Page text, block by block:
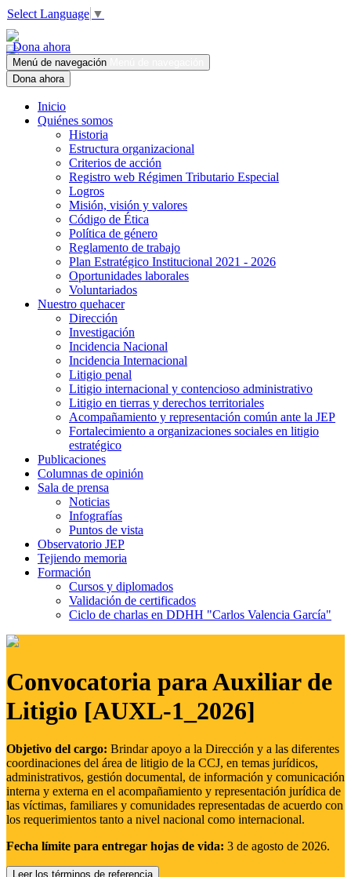
Select Language ▼
Dona ahora
Menú de navegación
Dona ahora
Inicio
Quiénes somos
Historia
Estructura organizacional
Criterios de acción
Registro web Régimen Tributario Especial
Logros
Misión, visión y valores
Código de Ética
Política de género
Reglamento de trabajo
Plan Estratégico Institucional 2021 - 2026
Oportunidades laborales
Voluntariados
Nuestro quehacer
Dirección
Investigación
Incidencia Nacional
Incidencia Internacional
Litigio penal
Litigio internacional y contencioso administrativo
Litigio en tierras y derechos territoriales
Acompañamiento y representación común ante la JEP
Fortalecimiento a organizaciones sociales en litigio
estratégico
Publicaciones
Columnas de opinión
Sala de prensa
Noticias
Infografías
Puntos de vista
Observatorio JEP
Tejiendo memoria
Formación
Cursos y diplomados
Validación de certificados
Ciclo de charlas en DDHH "Carlos Valencia García"
Convocatoria para Auxiliar de
Litigio [AUXL-1_2026]
Objetivo del cargo: Brindar apoyo a la Dirección y a las diferentes
coordinaciones del área de litigio de la CCJ, en temas jurídicos,
administrativos, gestión documental, de información y comunicación
interna y externa en el acompañamiento y representación jurídica de
las víctimas, familiares y comunidades representadas de acuerdo con
los requerimientos tanto a nivel nacional como internacional.
Fecha límite para entregar hojas de vida: 3 de agosto de 2026.
Leer los términos de referencia